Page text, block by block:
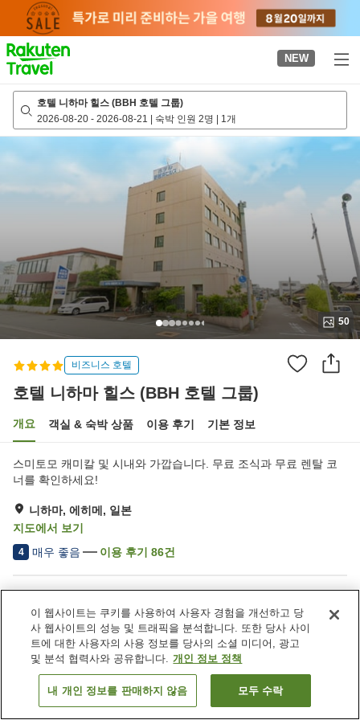
page
NEW
호텔 니하마 힐스 (BBH 호텔 그룹)
2026-08-20 - 2026-08-21 | 숙박 인원 2명 | 1개
50
비즈니스 호텔
호텔 니하마 힐스 (BBH 호텔 그룹)
개요 객실 & 숙박 상품 이용 후기 기본 정보
스미토모 캐미칼 및 시내와 가깝습니다. 무료 조식과 무료 렌탈 코
너를 확인하세요!
니하마, 에히메, 일본
지도에서 보기
4 매우 좋음 이용 후기 86건
주차장
레스토랑
자동판매기
택배
객실 보기
이 웹사이트는 쿠키를 사용하여 사용자 경험을 개선하고 당
사 웹사이트의 성능 및 트래픽을 분석합니다. 또한 당사 사이
트에 대한 사용자의 사용 정보를 당사의 소셜 미디어, 광고
및 분석 협력사와 공유합니다. 개인 정보 정책
내 개인 정보를 판매하지 않음 모두 수락